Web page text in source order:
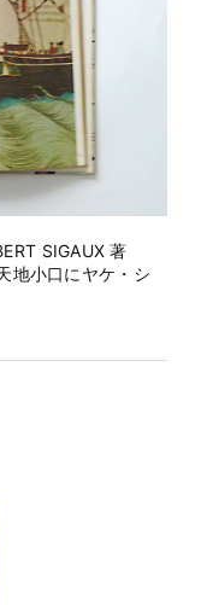
SIGAUX 著
小口にヤケ・シ